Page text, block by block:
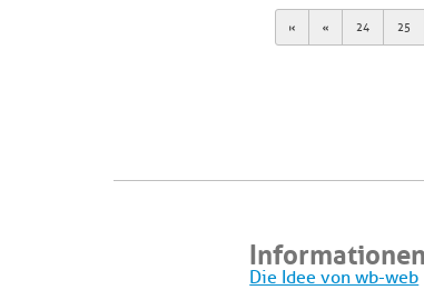
First Previous
24 25
Die Idee von wb-web